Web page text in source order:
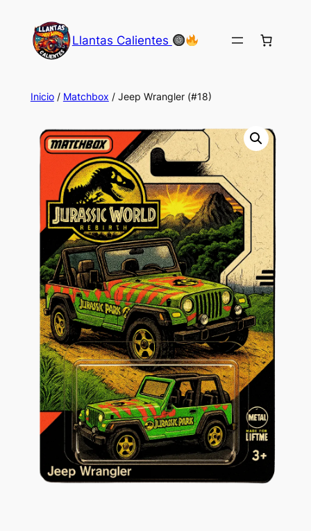
contenido
Llantas Calientes
Inicio/ Matchbox / Jeep Wrangler (#18)